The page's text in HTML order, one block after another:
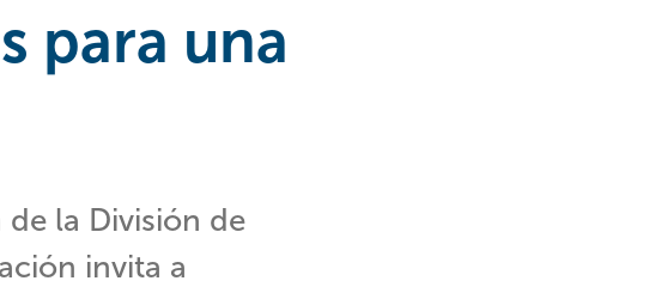
para una
de la División de
invita a